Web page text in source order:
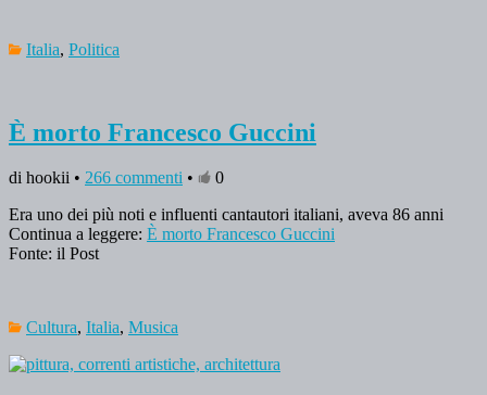
Italia, Politica
È morto Francesco Guccini
di hookii • 266 commenti •
0
Era uno dei più noti e influenti cantautori italiani, aveva 86 anni
Continua a leggere: È morto Francesco Guccini
Fonte: il Post
Cultura, Italia, Musica